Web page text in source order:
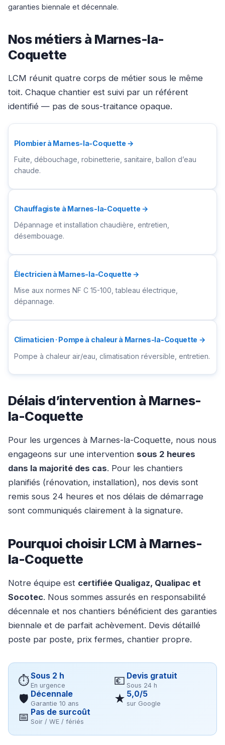
garanties biennale et décennale.
Nos métiers à Marnes-la-
Coquette
LCM réunit quatre corps de métier sous le même
toit. Chaque chantier est suivi par un référent
identifié — pas de sous-traitance opaque.
Plombier à Marnes-la-Coquette →
Fuite, débouchage, robinetterie, sanitaire, ballon d’eau
chaude.
Chauffagiste à Marnes-la-Coquette →
Dépannage et installation chaudière, entretien,
désembouage.
Électricien à Marnes-la-Coquette →
Mise aux normes NF C 15-100, tableau électrique,
dépannage.
Climaticien · Pompe à chaleur à Marnes-la-Coquette →
Pompe à chaleur air/eau, climatisation réversible, entretien.
Délais d’intervention à Marnes-
la-Coquette
Pour les urgences à Marnes-la-Coquette, nous nous
engageons sur une intervention sous 2 heures
dans la majorité des cas. Pour les chantiers
planifiés (rénovation, installation), nos devis sont
remis sous 24 heures et nos délais de démarrage
sont communiqués clairement à la signature.
Pourquoi choisir LCM à Marnes-
la-Coquette
Notre équipe est certifiée Qualigaz, Qualipac et
Socotec. Nous sommes assurés en responsabilité
décennale et nos chantiers bénéficient des garanties
biennale et de parfait achèvement. Devis détaillé
poste par poste, prix fermes, chantier propre.
⏱Sous 2 h
En urgence 💶 Devis gratuit
Sous 24 h
🛡 Décennale
Garantie 10 ans ★ 5,0/5
sur Google
📅 Pas de surcoût
Soir / WE / fériés